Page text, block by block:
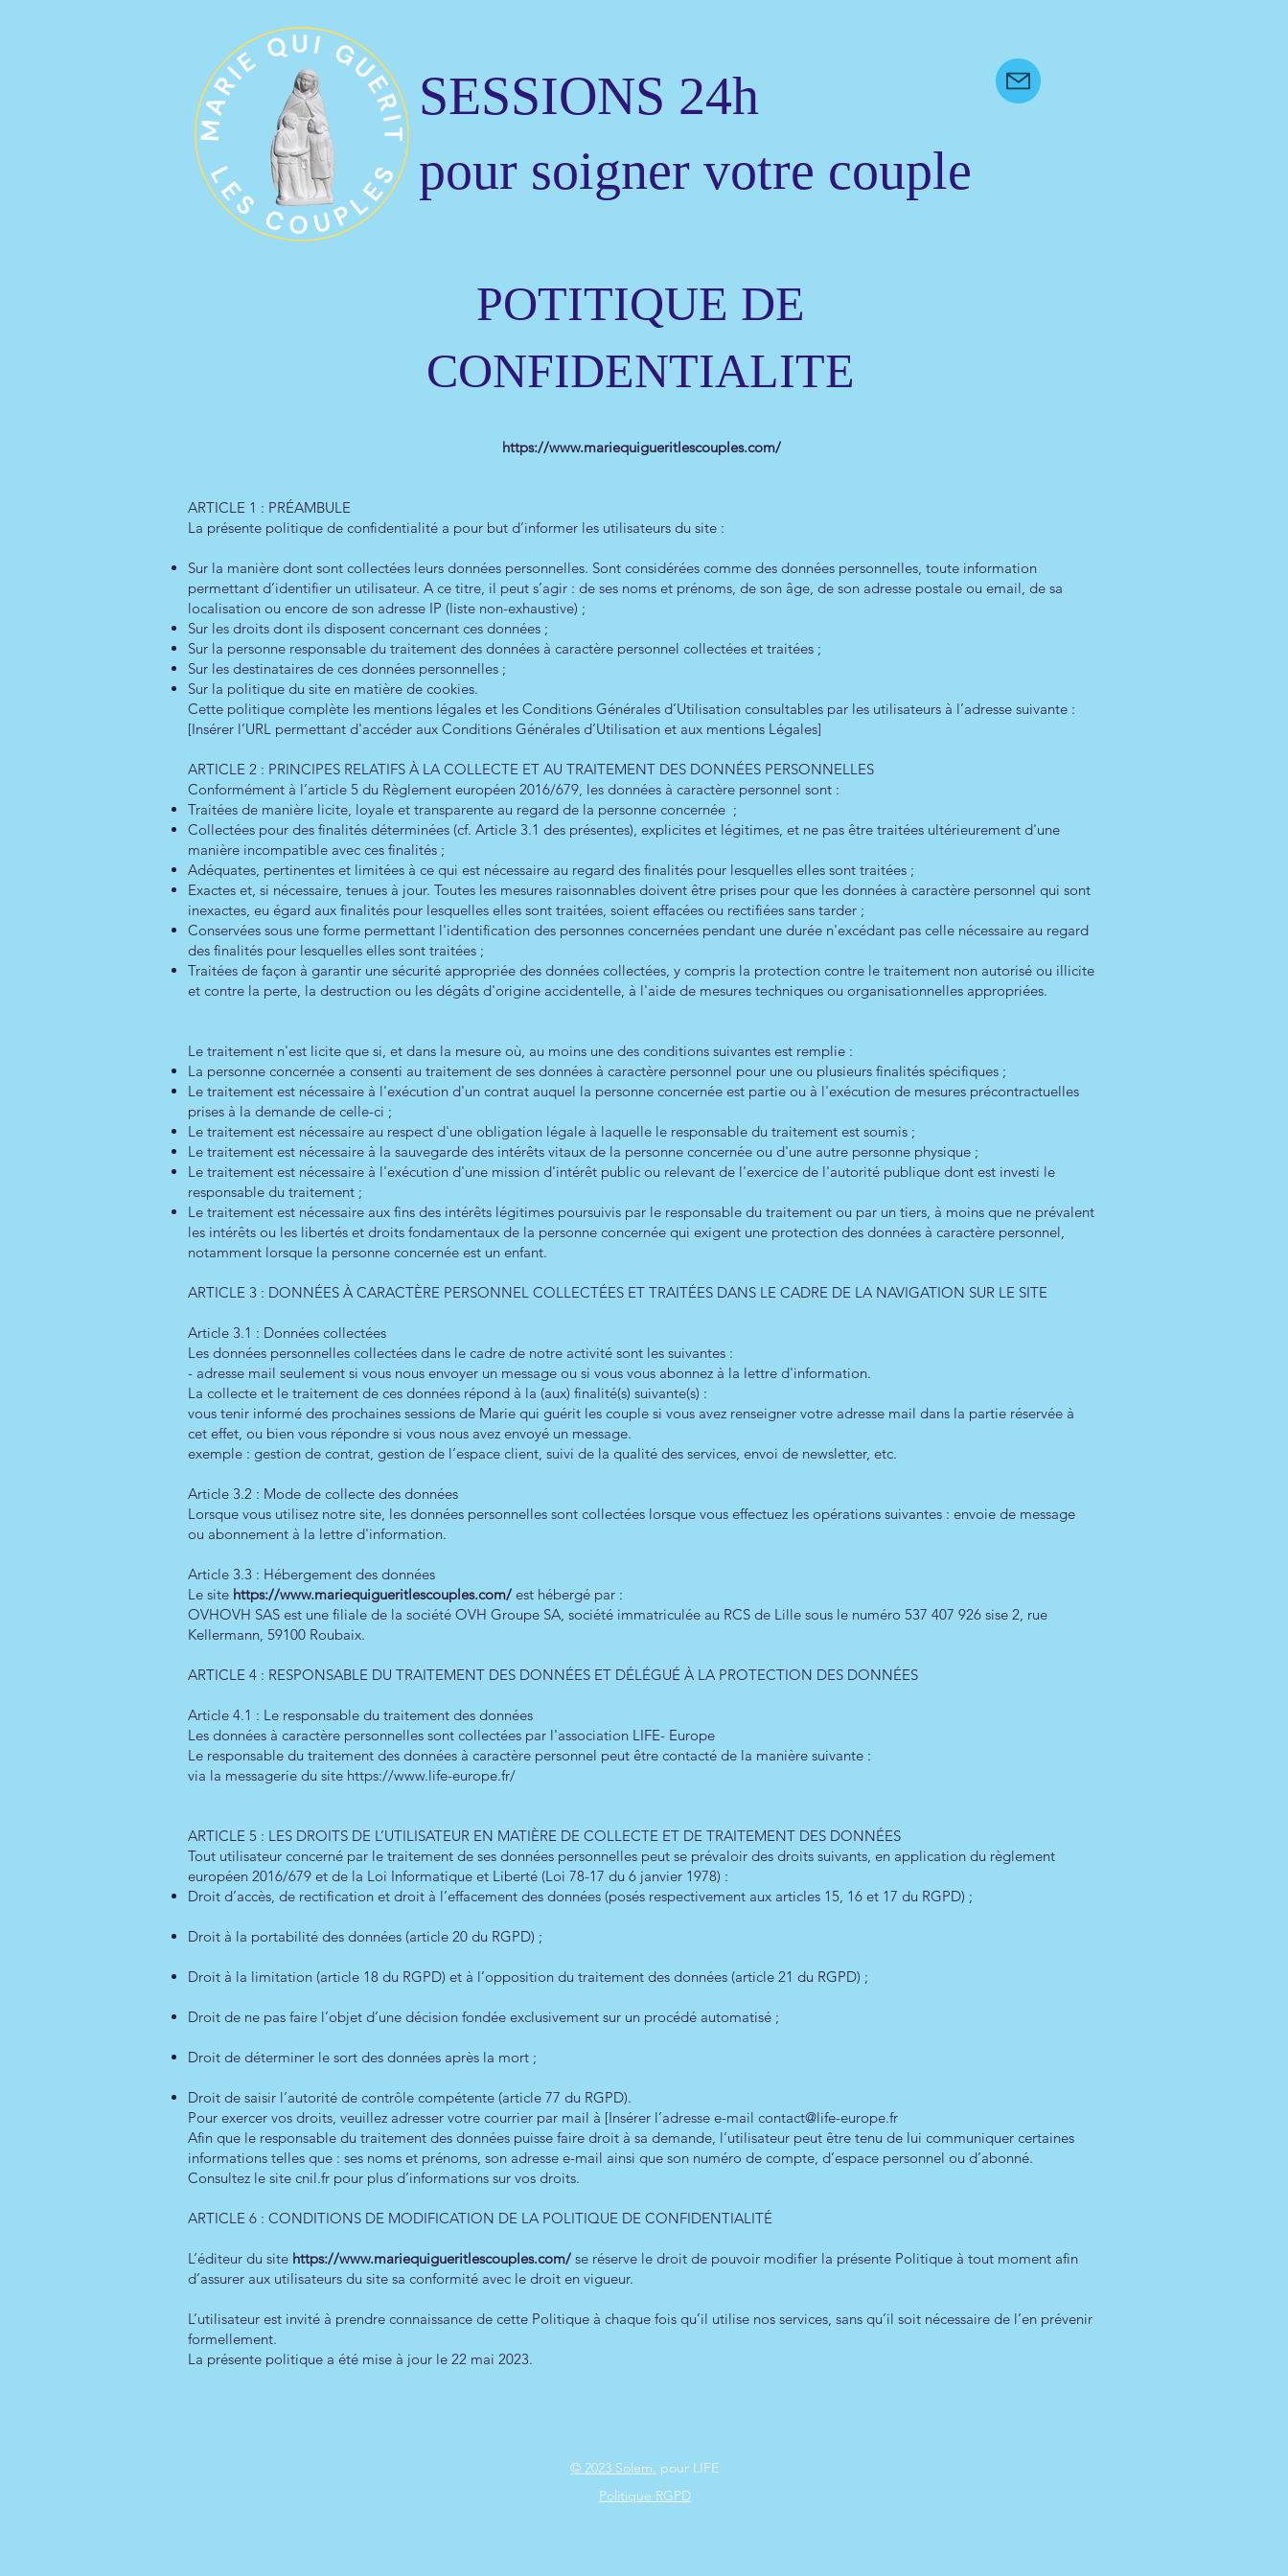
SESSIONS 24h
pour soigner votre couple
POTITIQUE DE
CONFIDENTIALITE
https://www.mariequigueritlescouples.com/
ARTICLE 1 : PRÉAMBULE
La présente politique de confidentialité a pour but d’informer les utilisateurs du site :
Sur la manière dont sont collectées leurs données personnelles. Sont considérées comme des données personnelles, toute information
permettant d’identifier un utilisateur. A ce titre, il peut s’agir : de ses noms et prénoms, de son âge, de son adresse postale ou email, de sa
localisation ou encore de son adresse IP (liste non-exhaustive) ;
Sur les droits dont ils disposent concernant ces données ;
Sur la personne responsable du traitement des données à caractère personnel collectées et traitées ;
Sur les destinataires de ces données personnelles ;
Sur la politique du site en matière de cookies.
Cette politique complète les mentions légales et les Conditions Générales d’Utilisation consultables par les utilisateurs à l’adresse suivante :
[Insérer l’URL permettant d'accéder aux Conditions Générales d’Utilisation et aux mentions Légales]
ARTICLE 2 : PRINCIPES RELATIFS À LA COLLECTE ET AU TRAITEMENT DES DONNÉES PERSONNELLES
Conformément à l’article 5 du Règlement européen 2016/679, les données à caractère personnel sont :
Traitées de manière licite, loyale et transparente au regard de la personne concernée ;
Collectées pour des finalités déterminées (cf. Article 3.1 des présentes), explicites et légitimes, et ne pas être traitées ultérieurement d'une
manière incompatible avec ces finalités ;
Adéquates, pertinentes et limitées à ce qui est nécessaire au regard des finalités pour lesquelles elles sont traitées ;
Exactes et, si nécessaire, tenues à jour. Toutes les mesures raisonnables doivent être prises pour que les données à caractère personnel qui sont
inexactes, eu égard aux finalités pour lesquelles elles sont traitées, soient effacées ou rectifiées sans tarder ;
Conservées sous une forme permettant l'identification des personnes concernées pendant une durée n'excédant pas celle nécessaire au regard
des finalités pour lesquelles elles sont traitées ;
Traitées de façon à garantir une sécurité appropriée des données collectées, y compris la protection contre le traitement non autorisé ou illicite
et contre la perte, la destruction ou les dégâts d'origine accidentelle, à l'aide de mesures techniques ou organisationnelles appropriées.
Le traitement n'est licite que si, et dans la mesure où, au moins une des conditions suivantes est remplie :
La personne concernée a consenti au traitement de ses données à caractère personnel pour une ou plusieurs finalités spécifiques ;
Le traitement est nécessaire à l'exécution d'un contrat auquel la personne concernée est partie ou à l'exécution de mesures précontractuelles
prises à la demande de celle-ci ;
Le traitement est nécessaire au respect d'une obligation légale à laquelle le responsable du traitement est soumis ;
Le traitement est nécessaire à la sauvegarde des intérêts vitaux de la personne concernée ou d'une autre personne physique ;
Le traitement est nécessaire à l'exécution d'une mission d'intérêt public ou relevant de l'exercice de l'autorité publique dont est investi le
responsable du traitement ;
Le traitement est nécessaire aux fins des intérêts légitimes poursuivis par le responsable du traitement ou par un tiers, à moins que ne prévalent
les intérêts ou les libertés et droits fondamentaux de la personne concernée qui exigent une protection des données à caractère personnel,
notamment lorsque la personne concernée est un enfant.
ARTICLE 3 : DONNÉES À CARACTÈRE PERSONNEL COLLECTÉES ET TRAITÉES DANS LE CADRE DE LA NAVIGATION SUR LE SITE
Article 3.1 : Données collectées
Les données personnelles collectées dans le cadre de notre activité sont les suivantes :
- adresse mail seulement si vous nous envoyer un message ou si vous vous abonnez à la lettre d'information.
La collecte et le traitement de ces données répond à la (aux) finalité(s) suivante(s) :
vous tenir informé des prochaines sessions de Marie qui guérit les couple si vous avez renseigner votre adresse mail dans la partie réservée à
cet effet, ou bien vous répondre si vous nous avez envoyé un message.
exemple : gestion de contrat, gestion de l’espace client, suivi de la qualité des services, envoi de newsletter, etc.
Article 3.2 : Mode de collecte des données
Lorsque vous utilisez notre site, les données personnelles sont collectées lorsque vous effectuez les opérations suivantes : envoie de message
ou abonnement à la lettre d'information.
Article 3.3 : Hébergement des données
Le site https://www.mariequigueritlescouples.com/ est hébergé par :
OVHOVH SAS est une filiale de la société OVH Groupe SA, société immatriculée au RCS de Lille sous le numéro 537 407 926 sise 2, rue
Kellermann, 59100 Roubaix.
ARTICLE 4 : RESPONSABLE DU TRAITEMENT DES DONNÉES ET DÉLÉGUÉ À LA PROTECTION DES DONNÉES
Article 4.1 : Le responsable du traitement des données
Les données à caractère personnelles sont collectées par l'association LIFE- Europe
Le responsable du traitement des données à caractère personnel peut être contacté de la manière suivante :
via la messagerie du site https://www.life-europe.fr/
ARTICLE 5 : LES DROITS DE L’UTILISATEUR EN MATIÈRE DE COLLECTE ET DE TRAITEMENT DES DONNÉES
Tout utilisateur concerné par le traitement de ses données personnelles peut se prévaloir des droits suivants, en application du règlement
européen 2016/679 et de la Loi Informatique et Liberté (Loi 78-17 du 6 janvier 1978) :
Droit d’accès, de rectification et droit à l’effacement des données (posés respectivement aux articles 15, 16 et 17 du RGPD) ;
Droit à la portabilité des données (article 20 du RGPD) ;
Droit à la limitation (article 18 du RGPD) et à l’opposition du traitement des données (article 21 du RGPD) ;
Droit de ne pas faire l’objet d’une décision fondée exclusivement sur un procédé automatisé ;
Droit de déterminer le sort des données après la mort ;
Droit de saisir l’autorité de contrôle compétente (article 77 du RGPD).
Pour exercer vos droits, veuillez adresser votre courrier par mail à [Insérer l’adresse e-mail contact@life-europe.fr
Afin que le responsable du traitement des données puisse faire droit à sa demande, l’utilisateur peut être tenu de lui communiquer certaines
informations telles que : ses noms et prénoms, son adresse e-mail ainsi que son numéro de compte, d’espace personnel ou d’abonné.
Consultez le site cnil.fr pour plus d’informations sur vos droits.
ARTICLE 6 : CONDITIONS DE MODIFICATION DE LA POLITIQUE DE CONFIDENTIALITÉ
L’éditeur du site https://www.mariequigueritlescouples.com/ se réserve le droit de pouvoir modifier la présente Politique à tout moment afin
d’assurer aux utilisateurs du site sa conformité avec le droit en vigueur.
L’utilisateur est invité à prendre connaissance de cette Politique à chaque fois qu’il utilise nos services, sans qu’il soit nécessaire de l’en prévenir
formellement.
La présente politique a été mise à jour le 22 mai 2023.
© 2023 Solem. pour LIFE
Politique RGPD